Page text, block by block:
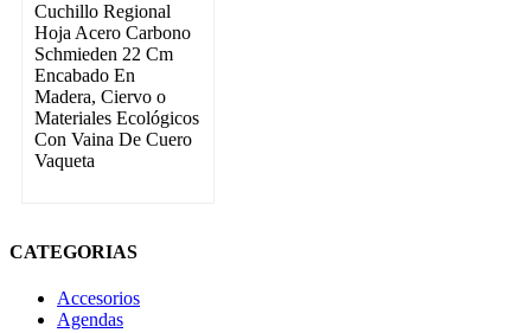
Cuchillo Regional
Hoja Acero Carbono
Schmieden 22 Cm
Encabado En
Madera, Ciervo o
Materiales Ecológicos
Con Vaina De Cuero
Vaqueta
CATEGORIAS
Accesorios
Agendas